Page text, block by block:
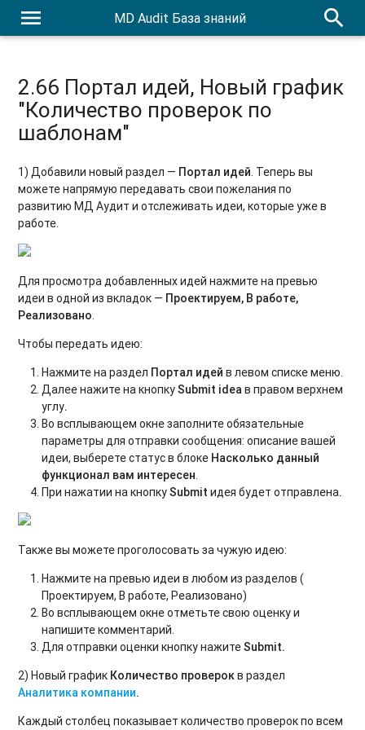
menu
Release notes 2.35
2.9. Генерация задач
2.7. Новый экран списка проверок, Выгрузка фото из
фотоотчётов
2.6. Новое отображение Фотоподсказок
2.5. Смены и восстановление пароля, выгрузка фото,
фильтр Просроченные
2.4. Фильтры по Дивизиону и Региону в отчёте по
календарю
2.2. Комментарий ко всей проверке, сортировка задач
2.1. Изменение пароля
2.0. Фотоподсказки, смена вида авторизации
MD Audit База знаний search
2.66 Портал идей, Новый график
"Количество проверок по
шаблонам"
1) Добавили новый раздел — Портал идей. Теперь вы
можете напрямую передавать свои пожелания по
развитию МД Аудит и отслеживать идеи, которые уже в
работе.
Для просмотра добавленных идей нажмите на превью
идеи в одной из вкладок — Проектируем, В работе,
Реализовано.
Чтобы передать идею:
Нажмите на раздел Портал идей в левом списке меню.
Далее нажите на кнопкуSubmit ideaв правом верхнем
углу.
Во всплывающем окне заполните обязательные
параметры для отправки сообщения: описание вашей
идеи, выберете статус в блоке Насколько данный
функционал вам интересен.
При нажатии на кнопкуSubmitидея будет отправлена.
Также вы можете проголосовать за чужую идею:
Нажмите на превью идеи в любом из разделов (
Проектируем, В работе, Реализовано)
Во всплывающем окне отметьте свою оценку и
напишите комментарий.
Для отправки оценки кнопку нажитеSubmit.
2) Новый график Количество проверокв раздел
Аналитика компании.
Каждый столбец показывает количество проверок по всем